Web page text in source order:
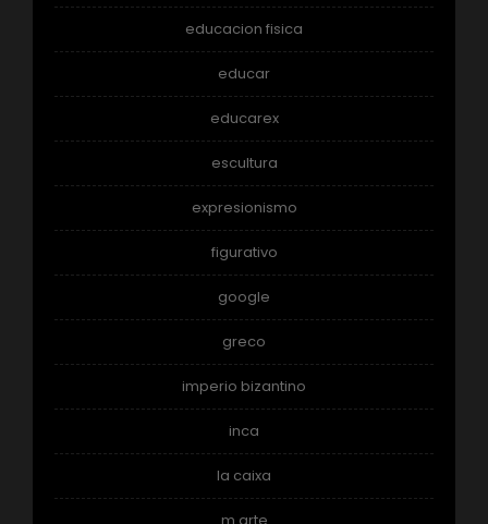
educacion fisica
educar
educarex
escultura
expresionismo
figurativo
google
greco
imperio bizantino
inca
la caixa